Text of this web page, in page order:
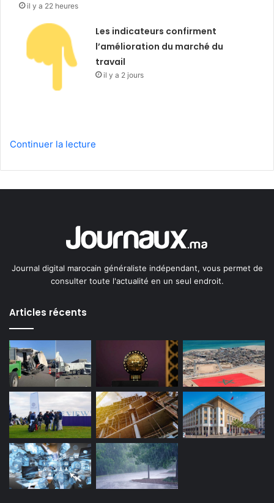
il y a 22 heures
Les indicateurs confirment
l’amélioration du marché du
travail
il y a 2 jours
Continuer la lecture
Journal digital marocain généraliste indépendant, vous permet de
consulter toute l'actualité en un seul endroit.
Articles récents